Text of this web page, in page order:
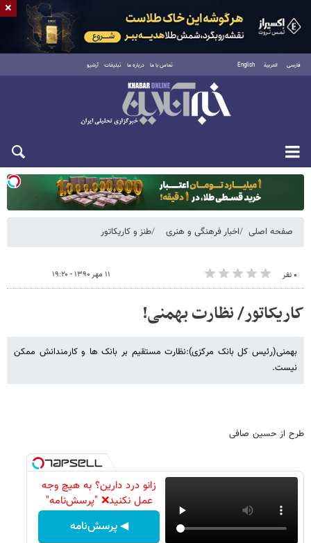
فارسی العربية English تماس با ما درباره ما تبلیغات آرشیو
یکشنبه ۱۸ مرداد ۱۴۰۵
صفحه اصلی اخبار فرهنگی و هنری طنز و کاریکاتور
۰ نفر ۱۱ مهر ۱۳۹۰ - ۱۹:۲۰
کاریکاتور/ نظارت بهمنی!
بهمنی(رئیس کل بانک مرکزی):نظارت مستقیم بر بانک ها و کارمندانش ممکن
نیست.
طرح از حسین صافی
زانو درد دارین؟ به هیچ وجه
عمل نکنید❌ "پرسش‌نامه"
◀ پرسش‌نامه
×